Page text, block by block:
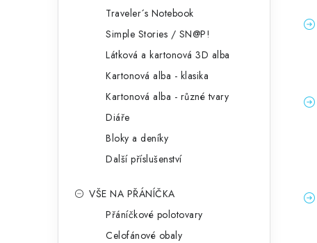
Traveler´s Notebook
Simple Stories / SN@P!
Látková a kartonová 3D alba
Kartonová alba - klasika
Kartonová alba - různé tvary
Diáře
Bloky a deníky
Další příslušenství
VŠE NA PŘÁNÍČKA
Přáníčkové polotovary
Celofánové obaly